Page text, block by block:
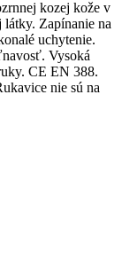
kozej kože v
látky. Zapínanie na
uchytenie.
Vysoká
CE EN 388.
nie sú na